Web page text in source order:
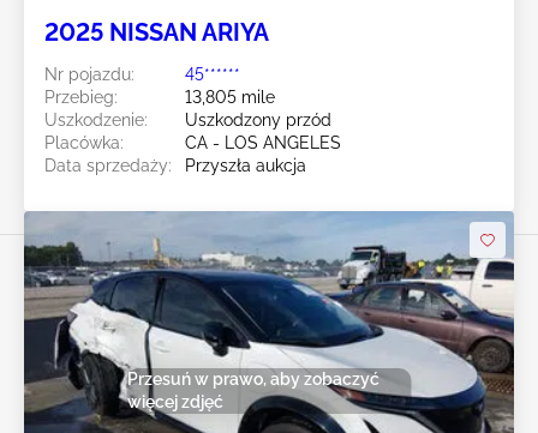
2025 NISSAN ARIYA
Nr pojazdu:
45******
Przebieg:
13,805 mile
Uszkodzenie:
Uszkodzony przód
Placówka:
CA - LOS ANGELES
Data sprzedaży:
Przyszła aukcja
Przesuń w prawo, aby zobaczyć
więcej zdjęć